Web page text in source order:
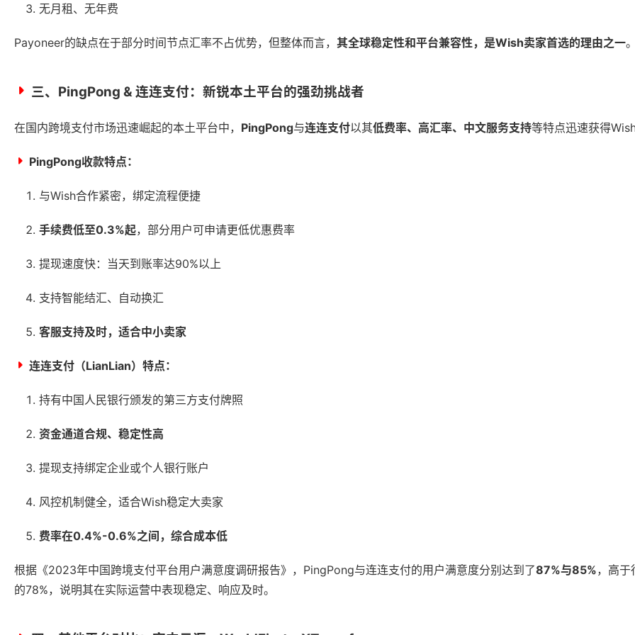
无月租、无年费
Payoneer的缺点在于部分时间节点汇率不占优势，但整体而言， 其全球稳定性和平台兼容性，是Wish卖家首选的理由之一。
三、PingPong & 连连支付：新锐本土平台的强劲挑战者
在国内跨境支付市场迅速崛起的本土平台中， PingPong与连连支付以其低费率、高汇率、中文服务支持等特点迅速获得
PingPong收款特点：
与Wish合作紧密，绑定流程便捷
手续费低至0.3%起，部分用户可申请更低优惠费率
提现速度快：当天到账率达90%以上
支持智能结汇、自动换汇
客服支持及时，适合中小卖家
连连支付（LianLian）特点：
持有中国人民银行颁发的第三方支付牌照
资金通道合规、稳定性高
提现支持绑定企业或个人银行账户
风控机制健全，适合Wish稳定大卖家
费率在0.4%-0.6%之间，综合成本低
根据《2023年中国跨境支付平台用户满意度调研报告》，PingPong与连连支付的用户满意度分别达到了87%与85%，高于
的78%，说明其在实际运营中表现稳定、响应及时。